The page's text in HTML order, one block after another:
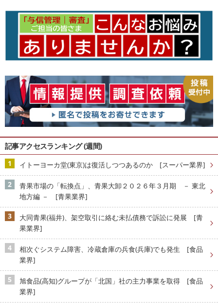
記事アクセスランキング (週間)
イトーヨーカ堂(東京)は復活しつつあるのか [スーパー業界]
青果市場の「転換点」、青果大卸２０２６年３月期 － 東北
地方編 － [青果業界]
大同青果(福井)、架空取引に絡む未払債務で訴訟に発展 [青
果業界]
相次ぐシステム障害、冷蔵倉庫の兵食(兵庫)でも発生 [食品
業界]
旭食品(高知)グループが「北国」社の主力事業を取得 [食品
業界]